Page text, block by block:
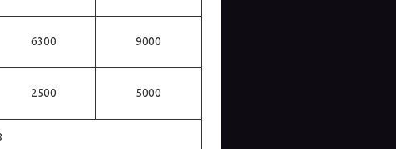
6300 9000
2500 5000